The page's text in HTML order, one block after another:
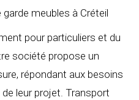
meubles à Créteil
pour particuliers et du
société propose un
répondant aux besoins
leur projet. Transport